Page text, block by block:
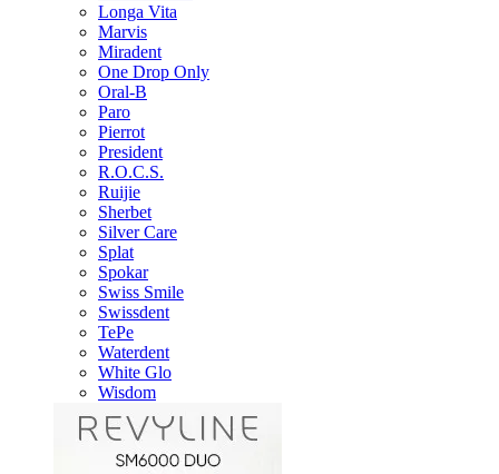
Longa Vita
Marvis
Miradent
One Drop Only
Oral-B
Paro
Pierrot
President
R.O.C.S.
Ruijie
Sherbet
Silver Care
Splat
Spokar
Swiss Smile
Swissdent
TePe
Waterdent
White Glo
Wisdom